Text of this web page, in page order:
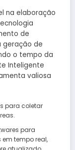
na elaboração
de
geração de
o tempo da
Inteligente
valiosa
para coletar
para
tempo real,